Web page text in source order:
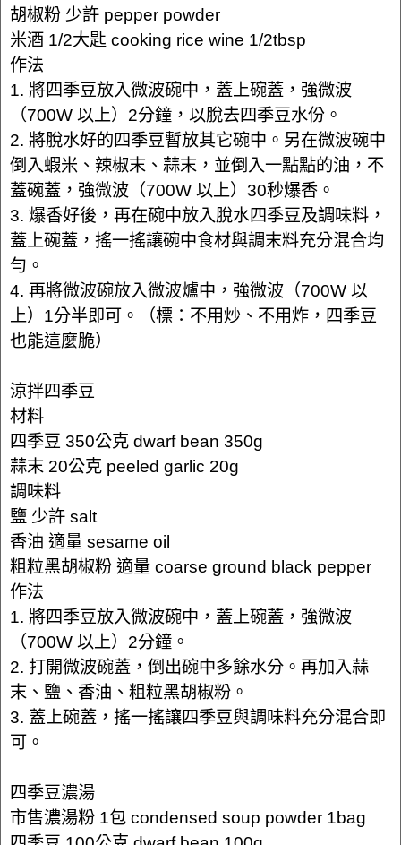
胡椒粉 少許 pepper powder
米酒 1/2大匙 cooking rice wine 1/2tbsp
作法
1. 將四季豆放入微波碗中，蓋上碗蓋，強微波
（700W 以上）2分鐘，以脫去四季豆水份。
2. 將脫水好的四季豆暫放其它碗中。另在微波碗中
倒入蝦米、辣椒末、蒜末，並倒入一點點的油，不
蓋碗蓋，強微波（700W 以上）30秒爆香。
3. 爆香好後，再在碗中放入脫水四季豆及調味料，
蓋上碗蓋，搖一搖讓碗中食材與調末料充分混合均
勻。
4. 再將微波碗放入微波爐中，強微波（700W 以
上）1分半即可。（標：不用炒、不用炸，四季豆
也能這麼脆）
涼拌四季豆
材料
四季豆 350公克 dwarf bean 350g
蒜末 20公克 peeled garlic 20g
調味料
鹽 少許 salt
香油 適量 sesame oil
粗粒黑胡椒粉 適量 coarse ground black pepper
作法
1. 將四季豆放入微波碗中，蓋上碗蓋，強微波
（700W 以上）2分鐘。
2. 打開微波碗蓋，倒出碗中多餘水分。再加入蒜
末、鹽、香油、粗粒黑胡椒粉。
3. 蓋上碗蓋，搖一搖讓四季豆與調味料充分混合即
可。
四季豆濃湯
市售濃湯粉 1包 condensed soup powder 1bag